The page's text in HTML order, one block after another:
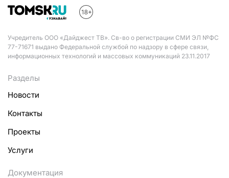
Учредитель ООО «Дайджест ТВ». Св-во о регистрации СМИ ЭЛ №ФС
77-71671 выдано Федеральной службой по надзору в сфере связи,
информационных технологий и массовых коммуникаций 23.11.2017
Разделы
Новости
Контакты
Проекты
Услуги
Документация